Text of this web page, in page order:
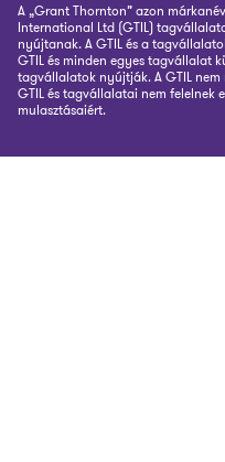
A „Grant Thornton” azon
International Ltd (GTIL)
nyújtanak. A GTIL és a
GTIL és minden egyes tagvállalat
tagvállalatok nyújtják. A GTIL
GTIL és tagvállalatai nem felelnek
mulasztásaiért.